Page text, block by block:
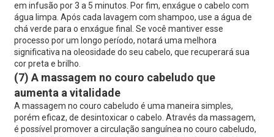
em infusão por 3 a 5 minutos. Por fim, enxágue o cabelo com
água limpa. Após cada lavagem com shampoo, use a água de
chá verde para o enxágue final. Se você mantiver esse
processo por um longo período, notará uma melhora
significativa na oleosidade do seu cabelo, que recuperará sua
cor preta e brilho.
(7) A massagem no couro cabeludo que
aumenta a vitalidade
A massagem no couro cabeludo é uma maneira simples,
porém eficaz, de desintoxicar o cabelo. Através da massagem,
é possível promover a circulação sanguínea no couro cabeludo,